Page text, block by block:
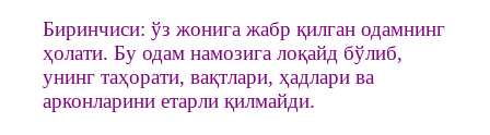
Биринчиси: ўз жонига жабр қилган одамнинг
ҳолати. Бу одам намозига лоқайд бўлиб,
унинг таҳорати, вақтлари, ҳадлари ва
арконларини етарли қилмайди.